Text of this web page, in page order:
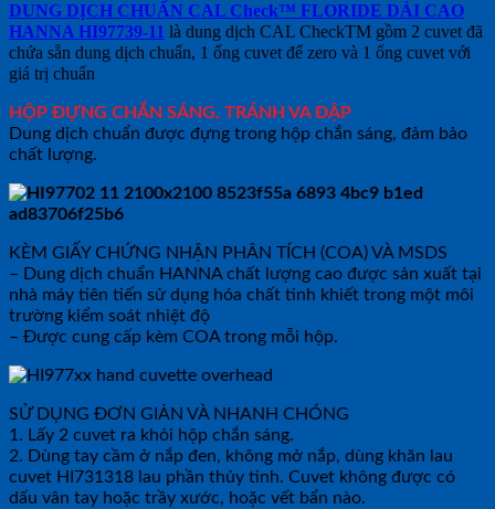
DUNG DỊCH CHUẨN CAL Check™ FLORIDE DẢI CAO
HANNA HI97739-11 là dung dịch CAL CheckTM gồm 2 cuvet đã
chứa sẵn dung dịch chuẩn, 1 ống cuvet để zero và 1 ống cuvet với
giá trị chuẩn
HỘP ĐỰNG CHẮN SÁNG, TRÁNH VA ĐẬP
Dung dịch chuẩn được đựng trong hộp chắn sáng, đảm bảo
chất lượng.
KÈM GIẤY CHỨNG NHẬN PHÂN TÍCH (COA) VÀ MSDS
– Dung dịch chuẩn HANNA chất lượng cao được sản xuất tại
nhà máy tiên tiến sử dụng hóa chất tinh khiết trong một môi
trường kiểm soát nhiệt độ
– Được cung cấp kèm COA trong mỗi hộp.
SỬ DỤNG ĐƠN GIẢN VÀ NHANH CHÓNG
1. Lấy 2 cuvet ra khỏi hộp chắn sáng.
2. Dùng tay cầm ở nắp đen, không mở nắp, dùng khăn lau
cuvet HI731318 lau phần thủy tinh. Cuvet không được có
dấu vân tay hoặc trầy xước, hoặc vết bẩn nào.